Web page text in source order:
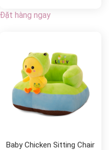
Đặt hàng ngay
Baby Chicken Sitting Chair